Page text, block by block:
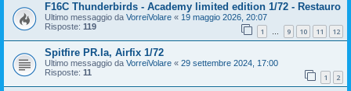
F16C Thunderbirds - Academy limited edition 1/72 - Restauro
Ultimo messaggio da VorreiVolare « 19 maggio 2026, 20:07
Risposte: 119 1 … 9 10 11 12
Spitfire PR.Ia, Airfix 1/72
Ultimo messaggio da VorreiVolare « 29 settembre 2024, 17:00
Risposte: 11 1 2